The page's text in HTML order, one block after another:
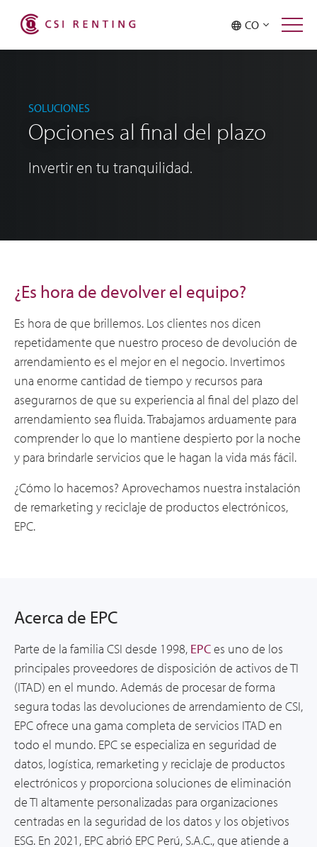
CO
SOLUCIONES
Opciones al final del plazo
Invertir en tu tranquilidad.
¿Es hora de devolver el equipo?
Es hora de que brillemos. Los clientes nos dicen
repetidamente que nuestro proceso de devolución de
arrendamiento es el mejor en el negocio. Invertimos
una enorme cantidad de tiempo y recursos para
asegurarnos de que su experiencia al final del plazo del
arrendamiento sea fluida. Trabajamos arduamente para
comprender lo que lo mantiene despierto por la noche
y para brindarle servicios que le hagan la vida más fácil.
¿Cómo lo hacemos? Aprovechamos nuestra instalación
de remarketing y reciclaje de productos electrónicos,
EPC.
Acerca de EPC
Parte de la familia CSI desde 1998, EPCes uno de los
principales proveedores de disposición de activos deTI
(ITAD) en el mundo. Además de procesar de forma
segura todas las devoluciones de arrendamiento de CSI,
EPC ofrece una gama completa de servicios ITAD en
todo el mundo. EPC se especializa en seguridad de
datos, logística, remarketing y reciclaje de productos
electrónicos y proporciona soluciones de eliminación
de TI altamente personalizadas para organizaciones
centradas en la seguridad de los datos y los objetivos
ESG. En 2021, EPC abrió EPC Perú, S.A.C., que atiende a